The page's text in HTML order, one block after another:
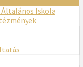
Általános Iskola